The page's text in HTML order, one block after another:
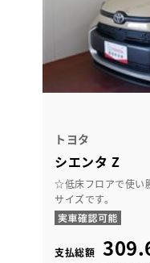
トヨタ
シエンタ Z
☆低床フロアで使い
サイズです。
支払総額